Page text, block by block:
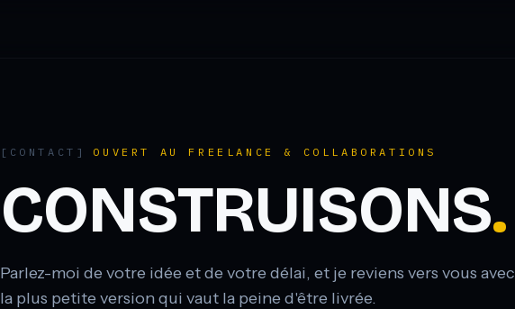
[CONTACT] OUVERT AU FREELANCE & COLLABORATIONS
CONSTRUISONS.
Parlez-moi de votre idée et de votre délai, et je reviens vers vous avec
la plus petite version qui vaut la peine d'être livrée.